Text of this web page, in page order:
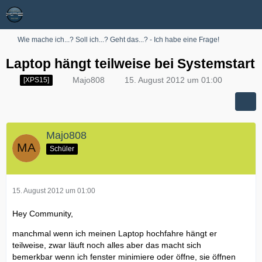
Wie mache ich...? Soll ich...? Geht das...? - Ich habe eine Frage!
Laptop hängt teilweise bei Systemstart
[XPS15] Majo808 15. August 2012 um 01:00
Majo808
Schüler
15. August 2012 um 01:00
Hey Community,
manchmal wenn ich meinen Laptop hochfahre hängt er
teilweise, zwar läuft noch alles aber das macht sich
bemerkbar wenn ich fenster minimiere oder öffne, sie öffnen